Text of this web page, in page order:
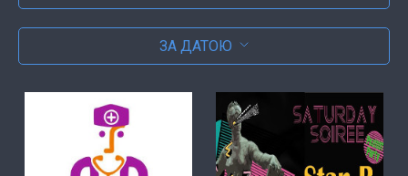
ЗА ДАТОЮ